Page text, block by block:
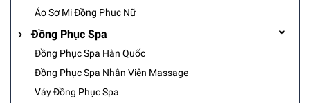
Áo Sơ Mi Đồng Phục Nữ
Đồng Phục Spa
Đồng Phục Spa Hàn Quốc
Đồng Phục Spa Nhân Viên Massage
Váy Đồng Phục Spa